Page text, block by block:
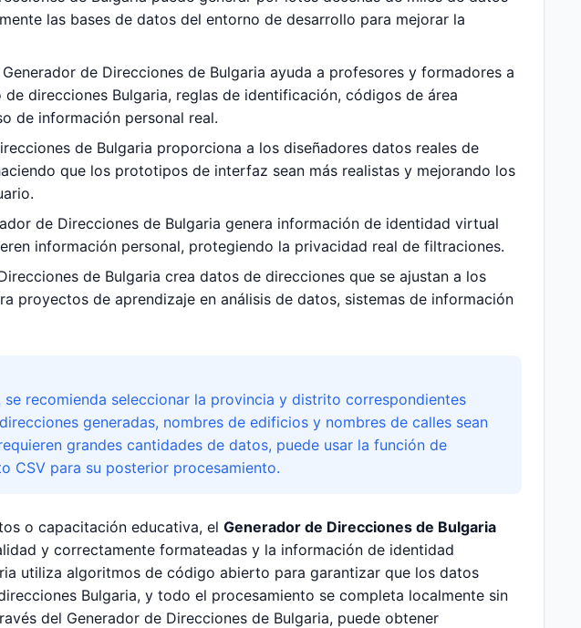
las bases de datos del entorno de desarrollo para mejorar la
Generador de Direcciones de Bulgaria ayuda a profesores y formadores a
direcciones Bulgaria, reglas de identificación, códigos de área
de información personal real.
de Bulgaria proporciona a los diseñadores datos reales de
que los prototipos de interfaz sean más realistas y mejorando los
de Direcciones de Bulgaria genera información de identidad virtual
información personal, protegiendo la privacidad real de filtraciones.
de Bulgaria crea datos de direcciones que se ajustan a los
proyectos de aprendizaje en análisis de datos, sistemas de información
recomienda seleccionar la provincia y distrito correspondientes
generadas, nombres de edificios y nombres de calles sean
grandes cantidades de datos, puede usar la función de
CSV para su posterior procesamiento.
o capacitación educativa, el Generador de Direcciones de Bulgaria
y correctamente formateadas y la información de identidad
utiliza algoritmos de código abierto para garantizar que los datos
Bulgaria, y todo el procesamiento se completa localmente sin
del Generador de Direcciones de Bulgaria, puede obtener